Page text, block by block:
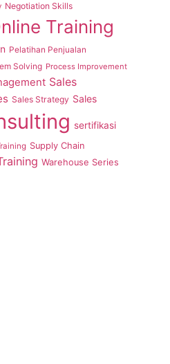
Negotiation Skills
Training
Pelatihan Penjualan
Solving Process Improvement
Sales
Sales Strategy Sales
sertifikasi
Supply Chain
Warehouse Series